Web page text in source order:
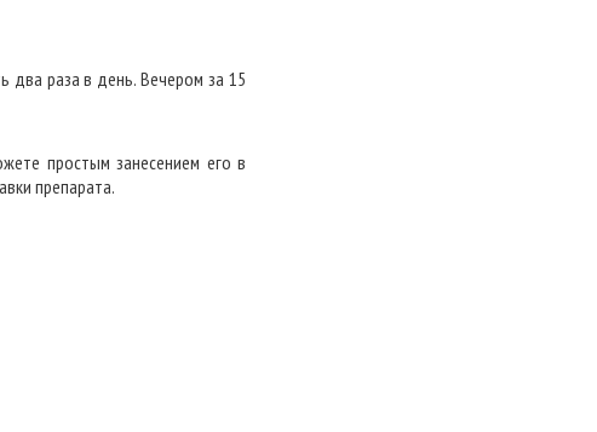
два раза в день. Вечером за 15
простым занесением его в
препарата.